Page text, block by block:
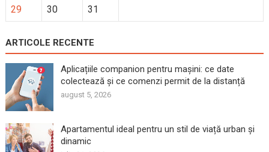
29 30 31
ARTICOLE RECENTE
Aplicațiile companion pentru mașini: ce date
colectează și ce comenzi permit de la distanță
august 5, 2026
Apartamentul ideal pentru un stil de viață urban și
dinamic